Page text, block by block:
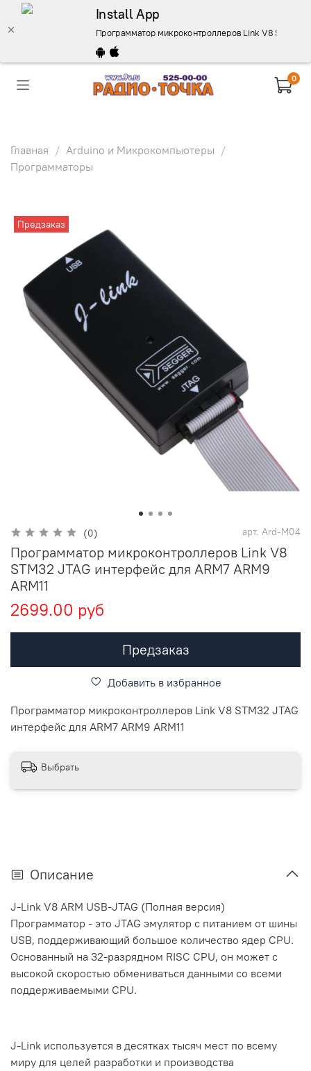
Install App
Программатор микроконтроллеров Link V8 STM32
0
Главная
Arduino и Микрокомпьютеры
Программаторы
Предзаказ
(0) арт. Ard-M04
Программатор микроконтроллеров Link V8
STM32 JTAG интерфейс для ARM7 ARM9
ARM11
2699.00 руб
Предзаказ
Добавить в избранное
Программатор микроконтроллеров Link V8 STM32 JTAG
интерфейс для ARM7 ARM9 ARM11
Выбрать
Описание
J-Link V8 ARM USB-JTAG (Полная версия)
Программатор - это JTAG эмулятор с питанием от шины
USB, поддерживающий большое количество ядер CPU.
Основанный на 32-разрядном RISC CPU, он может с
высокой скоростью обмениваться данными со всеми
поддерживаемыми CPU.
J-Link используется в десятках тысяч мест по всему
миру для целей разработки и производства